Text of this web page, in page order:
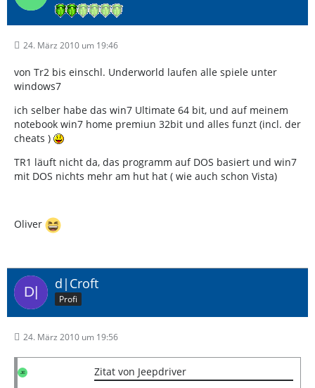
24. März 2010 um 19:46
von Tr2 bis einschl. Underworld laufen alle spiele unter
windows7
ich selber habe das win7 Ultimate 64 bit, und auf meinem
notebook win7 home premiun 32bit und alles funzt (incl. der
cheats )
TR1 läuft nicht da, das programm auf DOS basiert und win7
mit DOS nichts mehr am hut hat ( wie auch schon Vista)
Oliver
d|Croft
Profi
24. März 2010 um 19:56
Zitat von Jeepdriver